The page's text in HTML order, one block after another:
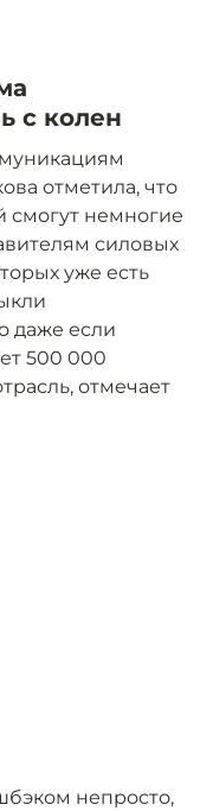
с колен
отметила, что
смогут немногие
силовых
уже есть
даже если
500 000
отмечает
непросто,